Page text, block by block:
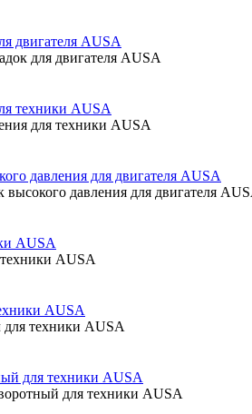
двигателя AUSA
для двигателя AUSA
техники AUSA
для техники AUSA
давления для двигателя AUSA
высокого давления для двигателя
AUSA
AUSA
AUSA
для техники AUSA
для техники AUSA
для техники AUSA